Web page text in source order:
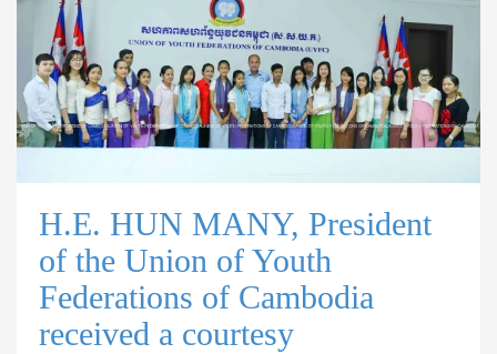
H.E. HUN MANY, President
of the Union of Youth
Federations of Cambodia
received a courtesy